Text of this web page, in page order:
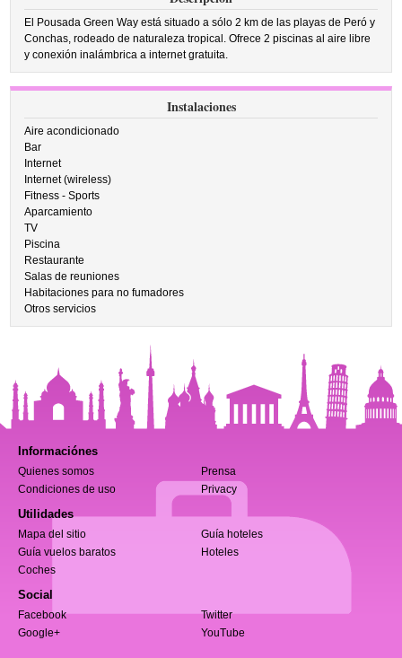
El Pousada Green Way está situado a sólo 2 km de las playas de Peró y
Conchas, rodeado de naturaleza tropical. Ofrece 2 piscinas al aire libre
y conexión inalámbrica a internet gratuita.
Instalaciones
Aire acondicionado
Bar
Internet
Internet (wireless)
Fitness - Sports
Aparcamiento
TV
Piscina
Restaurante
Salas de reuniones
Habitaciones para no fumadores
Otros servicios
Informaciónes
Quienes somos
Prensa
Condiciones de uso
Privacy
Utilidades
Mapa del sitio
Guía hoteles
Guía vuelos baratos
Hoteles
Coches
Social
Facebook
Twitter
Google+
YouTube